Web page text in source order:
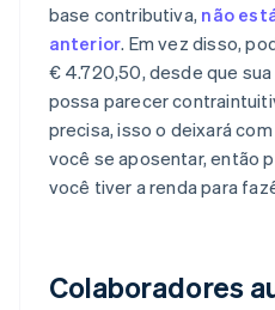
base contributiva, não
anterior. Em vez disso,
€ 4.720,50, desde que
possa parecer
precisa, isso o deixará
você se aposentar, então
você tiver a renda para
Colaboradores